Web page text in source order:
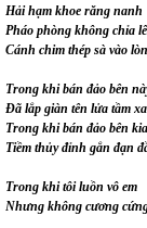
Hải hạm khoe răng nanh
Pháo phòng không chỉa
Cánh chim thép sà vào
Trong khi bán đảo bên
Đã lắp giàn tên lửa tầm xa
Trong khi bán đảo bên kia
Tiềm thủy đỉnh gắn đạn
Trong khi tôi luồn vô em
Nhưng không cương